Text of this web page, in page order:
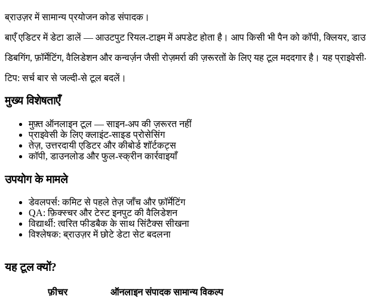
ब्राउज़र में सामान्य प्रयोजन कोड संपादक।
बाएँ एडिटर में डेटा डालें — आउटपुट रियल‑टाइम में अपडेट होता है। आप किसी भी पैन को कॉपी, क्लियर,
डिबगिंग, फ़ॉर्मेटिंग, वैलिडेशन और कन्वर्ज़न जैसी रोज़मर्रा की ज़रूरतों के लिए यह टूल मददगार है। यह
टिप: सर्च बार से जल्दी‑से टूल बदलें।
मुख्य विशेषताएँ
मुफ़्त ऑनलाइन टूल — साइन‑अप की ज़रूरत नहीं
प्राइवेसी के लिए क्लाइंट‑साइड प्रोसेसिंग
तेज़, उत्तरदायी एडिटर और कीबोर्ड शॉर्टकट्स
कॉपी, डाउनलोड और फुल‑स्क्रीन कार्रवाइयाँ
उपयोग के मामले
डेवलपर्स: कमिट से पहले तेज़ जाँच और फ़ॉर्मेटिंग
QA: फ़िक्स्चर और टेस्ट इनपुट की वैलिडेशन
विद्यार्थी: त्वरित फीडबैक के साथ सिंटैक्स सीखना
विश्लेषक: ब्राउज़र में छोटे डेटा सेट बदलना
यह टूल क्यों?
फ़ीचर ऑनलाइन संपादक सामान्य विकल्प